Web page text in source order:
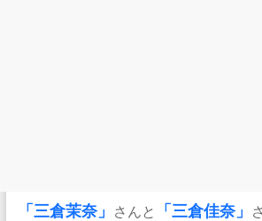
「 三倉茉奈」 さんと 「 三倉佳奈」